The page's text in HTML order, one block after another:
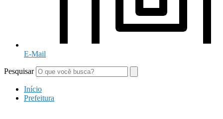
E-Mail
Pesquisar
Início
Prefeitura